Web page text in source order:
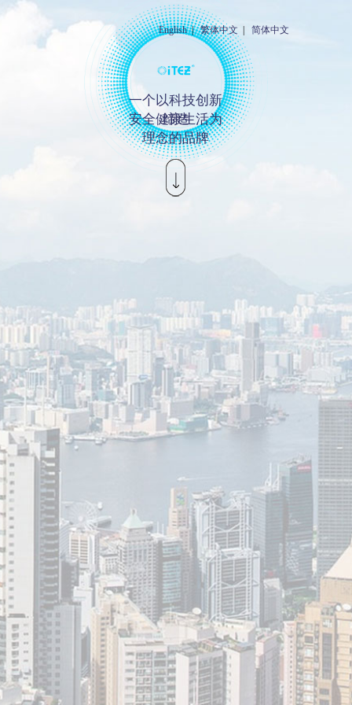
letou_letou平台
English|繁体中文 简体中文
一个以科技创新
缔造
安全健康生活为
理念的品牌